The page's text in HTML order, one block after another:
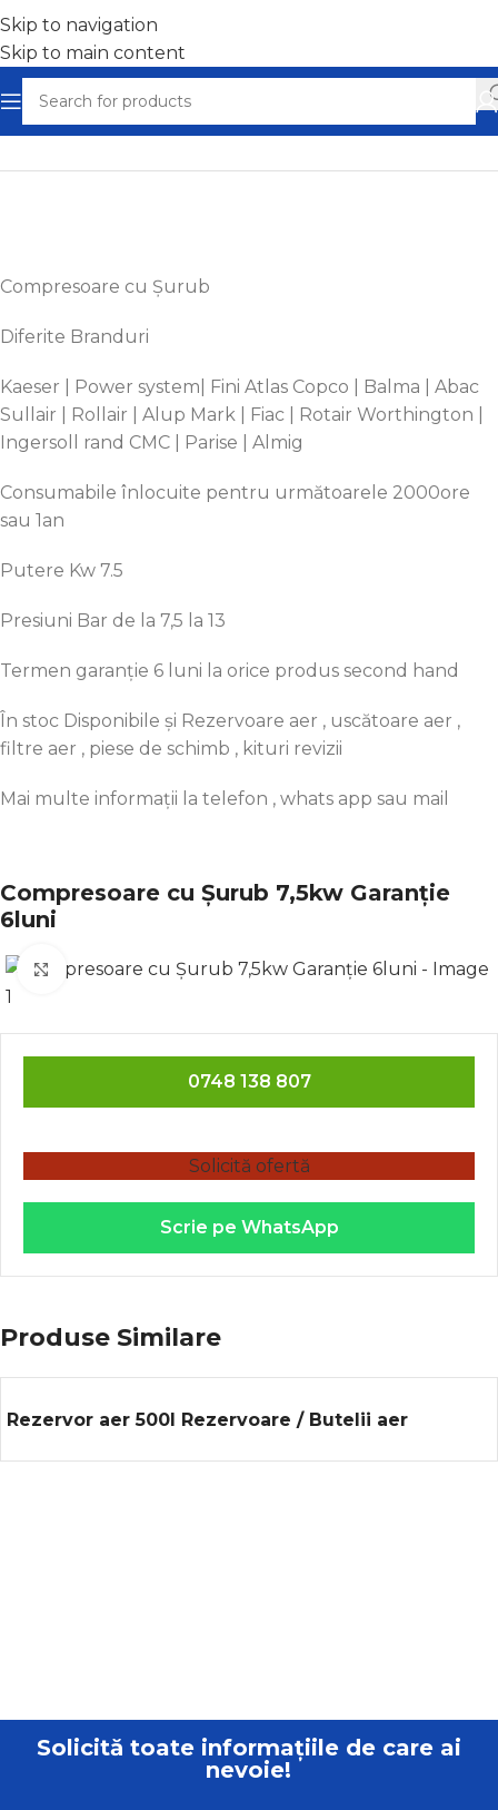
Skip to navigation
Skip to main content
Home/Compresoare aer ieftine - Ocazii
Compresoare cu Șurub
Diferite Branduri
Kaeser | Power system| Fini Atlas Copco | Balma | Abac
Sullair | Rollair | Alup Mark | Fiac | Rotair Worthington |
Ingersoll rand CMC | Parise | Almig
Consumabile înlocuite pentru următoarele 2000ore
sau 1an
Putere Kw 7.5
Presiuni Bar de la 7,5 la 13
Termen garanție 6 luni la orice produs second hand
În stoc Disponibile și Rezervoare aer , uscătoare aer ,
filtre aer , piese de schimb , kituri revizii
Mai multe informații la telefon , whats app sau mail
Compresoare cu Șurub 7,5kw Garanție
6luni
Click to enlarge
0748 138 807
Solicită ofertă
Scrie pe WhatsApp
Produse Similare
Rezervor aer 500l Rezervoare / Butelii aer
Solicită toate informațiile de care ai
nevoie!